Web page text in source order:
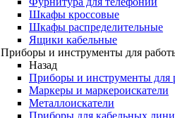
Шкафы кроссовые
Шкафы распределительные
Ящики кабельные
Приборы и инструменты для
Назад
Приборы и инструменты для
Маркеры и маркероискатели
Металлоискатели
Приборы для кабельных